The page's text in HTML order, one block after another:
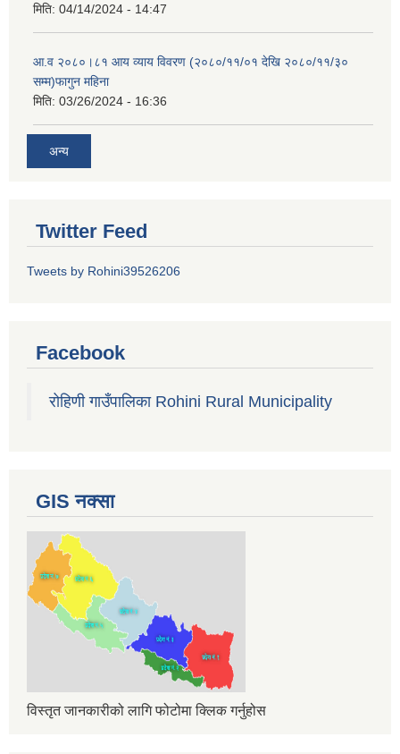
मिति: 04/14/2024 - 14:47
आ.व २०८०।८१ आय व्याय विवरण (२०८०/११/०१ देखि २०८०/११/३०
सम्म)फागुन महिना
मिति: 03/26/2024 - 16:36
अन्य
Twitter Feed
Tweets by Rohini39526206
Facebook
रोहिणी गाउँपालिका Rohini Rural Municipality
GIS नक्सा
विस्तृत जानकारीको लागि फोटोमा क्लिक गर्नुहोस